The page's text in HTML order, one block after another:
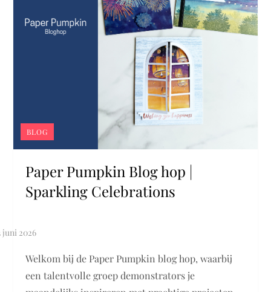
BLOG
Paper Pumpkin Blog hop |
Sparkling Celebrations
Welkom bij de Paper Pumpkin blog hop, waarbij
een talentvolle groep demonstrators je